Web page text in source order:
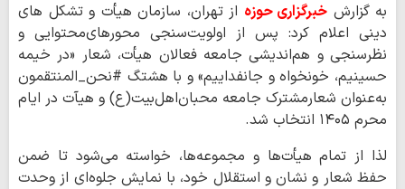
به گزارش خبرگزاری حوزه از تهران، سازمان هیأت و تشکل های
دینی اعلام کرد: پس از اولویت‌سنجی محورهای‌محتوایی و
نظرسنجی و هم‌اندیشی جامعه ‌فعالان ‌هیأت، شعار «در خیمه
حسینیم، خونخواه و جانفداییم» و با هشتگ #نحن_المنتقمون
به‌عنوان شعارمشترک جامعه محبان‌اهل‌بیت(ع) و هیآت در ایام
محرم ۱۴۰۵ انتخاب شد.
لذا از تمام هیأت‌ها و مجموعه‌ها، خواسته می‌شود تا ضمن
حفظ شعار و نشان و استقلال‌ خود، با نمایش جلوه‌ای از وحدت